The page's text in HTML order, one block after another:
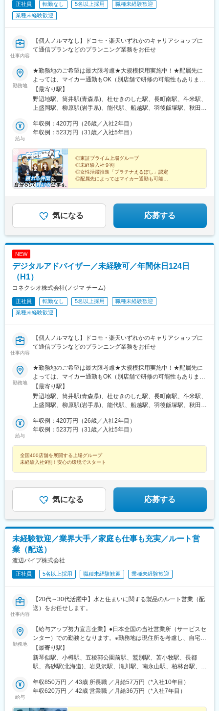
正社員 転勤なし 5名以上採用
職種未経験歓迎
業種未経験歓迎
仕事内容
【個人ノルマなし】ドコモ・楽天いずれかのキャリアショップに
て通信プランなどのプランニング業務をお任せ
勤務地
★勤務地のご希望は最大限考慮★大規模採用実施中！★配属先に
よっては、マイカー通勤もOK（別店舗で研修の可能性もありま
す）※勤務地の詳細は、当社ホームページの「ショップ展開」から
ご確認ください！＜以下エリアいずれかの店舗に配属＞【北海
道・東北】北海道、青森県、岩手県、宮城県、秋田県、山形県、
信越】新潟県、長野県【北陸】富山県、石川県、福井県【東海】
岐阜県、静岡県、愛知県、三重県【関西】滋賀県、京都府、大阪
【四国】徳島県、香川県、愛媛県、高知県【九州・沖縄】福岡
県、佐賀県、長崎県、熊本県、大分県、宮崎県、鹿児島県受動喫
煙対策：屋内禁煙
【最寄り駅】
野辺地駅、筒井駅(青森県)、杜せきのした駅、長町南駅、斗米駅、
上盛岡駅、柳原駅(岩手県)、能代駅、船越駅、羽後飯塚駅、秋田
島学院前駅、本宮駅(福島県)、泉駅(常磐線)、東区役所前駅、琴似
駅(函館本線)、大谷地駅、五稜郭公園前駅、東海駅、赤塚駅、上菅
赤塚駅、燕三条駅、田上駅(新潟県)、吉田駅(新潟県)、加茂駅(新潟
県)、東川口駅、川口駅、浦和駅、北浦和駅、東浦和駅、東鷲宮
駅、鷲宮駅、栗橋駅、加須駅、花崎駅、朝霞台駅、新座駅、上尾
駅、桶川駅、羽貫駅、蓮田駅、和光市駅、二和向台駅、千城台
駅、新鎌ケ谷駅、武蔵小山駅、長原駅(東京都)、大岡山駅、目黒
駅、とうきょうスカイツリー駅、平井駅(東京都)、駒込駅、白山駅
(東京都)、本郷三丁目駅、落合駅(東京都)、浜田山駅、千歳烏山
駅、成城学園前駅、経堂駅、上野広小路駅、外苑前駅、赤坂駅(東
駅、横浜駅、ナゴヤドーム前矢田駅、鶴舞駅、八事駅、杁ケ池公
園駅、上社駅、長久手古戦場駅、荒子駅、尾張一宮駅、開明駅、
国府宮駅、春日井駅(名鉄線)、愛環梅坪駅、三河高浜駅、安城駅、
愛知大学前駅、六名駅、牛久保駅、りんくう常滑駅、焼津駅、藤
枝駅、東静岡駅、古庄駅、遠州病院駅、沼津駅、本吉原駅、新静
岡駅、三島広小路駅、日本平駅、片浜駅、自動車学校前駅、富士
宮駅、烏江駅、大垣駅、美江寺駅、美濃太田駅、糸貫駅、鵜沼宿
志摩横山駅、五十鈴ケ丘駅、小松駅、大河端駅、宇野気駅、野々
市駅(ＩＲいしかわ鉄道線)、足羽山公園口駅、新富山口駅、稲荷町
府)、天満駅、西中島南方駅、野田阪神駅、天王寺駅前駅、ＪＲ総
持寺駅、住道駅、豊中駅、深江橋駅、寝屋川市駅、長尾駅(大阪
府)、藤井寺駅、八尾駅、高見ノ里駅、河内天美駅、北花田駅、岡
田浦駅、萩原天神駅、樟葉駅、門真市駅、草津駅(滋賀県)、十条駅
(京都府・近鉄線)、常盤駅(京都府)、龍谷大前深草駅、松井山手
駅、京田辺駅、伏見桃山駅、舞子公園駅、長田駅(神戸市営)、西明
石駅、稲野駅、東加古川駅、加古川駅、英賀保駅、網干駅、郡山
駅(奈良県)、金橋駅、神前駅(和歌山県)、岡山駅前駅、備前一宮
駅、立町駅、広島駅、佐伯区役所前駅、福山駅、湯田温泉駅、阿
石駅、伊予和気駅、土居田駅、高須駅(高知県)、南行橋駅、行橋
駅、苅田駅、下曽根駅、南小倉駅、二島駅、遠賀野駅、本城駅、
駅、宇佐駅、上岡駅、宮崎駅、日南駅、清武駅、高見橋駅、錦江
駅、宮ケ浜駅、真幸駅、伊集院駅、西出水駅、苗穂駅、琴似駅(札
幌市営)、北朝霞駅、鎌ケ谷大仏駅、西小山駅、旗の台駅、緑が丘
駅(東京都)、代官山駅、押上駅、巣鴨駅、本駒込駅、春日駅(東京
都)、東中野駅、芦花公園駅、宮の坂駅、上野御徒町駅、表参道
駅、杉田駅(神奈川県)、新高島駅、矢田駅(愛知県)、高畑駅、梅坪
駅、柚木駅(静岡鉄道線)、第一通り駅、吉原本町駅、広小路駅(三
重県)、中洲川端駅、近鉄富田駅、北間駅、栄町駅(富山県)、大阪
線)、大阪阿部野橋駅、花園駅(京都府)、藤森駅、新田辺駅、桃山
園駅、中井駅、御徒町駅、青山一丁目駅、永田町駅、府中競馬正
門前駅、平沼橋駅、長沼駅(静岡県)、新浜松駅、西鉄福岡駅、大阪
下鉄)、鳴滝駅、稲荷駅、中書島駅、西舞子駅、上沢駅、西川緑道
公園駅、八丁堀駅(広島県)、猿猴橋町駅、県立美術館通駅
給与
年収例：420万円（26歳／入社2年目）
年収例：523万円（31歳／入社5年目）
◎東証プライム上場グループ
◎未経験入社９割
◎女性活躍推進「プラチナえるぼし」認定
◎配属先によってはマイカー通勤も可能
*☆『ヒトのぬくもりが、集う職場へ』☆*
気になる 応募する
NEW
デジタルアドバイザー／未経験可／年間休日124日
（H1）
コネクシオ株式会社(ノジマ チーム)
正社員 転勤なし 5名以上採用
職種未経験歓迎
業種未経験歓迎
仕事内容
【個人ノルマなし】ドコモ・楽天いずれかのキャリアショップに
て通信プランなどのプランニング業務をお任せ
勤務地
★勤務地のご希望は最大限考慮★大規模採用実施中！★配属先に
よっては、マイカー通勤もOK（別店舗で研修の可能性もありま
す）※勤務地の詳細は、当社ホームページの「ショップ展開」から
ご確認ください！＜以下エリアいずれかの店舗に配属＞【北海
道・東北】北海道、青森県、岩手県、宮城県、秋田県、山形県、
信越】新潟県、長野県【北陸】富山県、石川県、福井県【東海】
岐阜県、静岡県、愛知県、三重県【関西】滋賀県、京都府、大阪
【四国】徳島県、香川県、愛媛県、高知県【九州・沖縄】福岡
県、佐賀県、長崎県、熊本県、大分県、宮崎県、鹿児島県受動喫
煙対策：屋内禁煙
【最寄り駅】
野辺地駅、筒井駅(青森県)、杜せきのした駅、長町南駅、斗米駅、
上盛岡駅、柳原駅(岩手県)、能代駅、船越駅、羽後飯塚駅、秋田
島学院前駅、本宮駅(福島県)、泉駅(常磐線)、東区役所前駅、琴似
駅(函館本線)、大谷地駅、五稜郭公園前駅、東海駅、赤塚駅、上菅
県)、東川口駅、川口駅、浦和駅、北浦和駅、東浦和駅、東鷲宮
駅、鷲宮駅、栗橋駅、加須駅、花崎駅、朝霞台駅、新座駅、上尾
駅、中目黒駅、西葛西駅、葛西駅、錦糸町駅、新小岩駅、小岩
駅、とうきょうスカイツリー駅、平井駅(東京都)、駒込駅、白山駅
(東京都)、本郷三丁目駅、落合駅(東京都)、浜田山駅、千歳烏山
駅、成城学園前駅、経堂駅、上野広小路駅、外苑前駅、赤坂駅(東
京都)、渋谷駅、北千住駅、京王八王子駅、西八王子駅、狭間駅、
西府駅、府中駅(東京都)、田無駅、ひばりケ丘駅(東京都)、花小金
井駅、馬車道駅、東戸塚駅、新杉田駅、戸塚駅、相模原駅、古淵
駅、鴨居駅、センター南駅、渋沢駅、伊勢原駅、秦野駅、港南台
駅、横浜駅、ナゴヤドーム前矢田駅、鶴舞駅、八事駅、杁ケ池公
園駅、上社駅、長久手古戦場駅、荒子駅、尾張一宮駅、開明駅、
枝駅、東静岡駅、古庄駅、遠州病院駅、沼津駅、本吉原駅、新静
岡駅、三島広小路駅、日本平駅、片浜駅、自動車学校前駅、富士
駅、瑞浪駅、名張駅、茅町駅、天神駅、富田駅(三重県)、久居駅、
志摩横山駅、五十鈴ケ丘駅、小松駅、大河端駅、宇野気駅、野々
市駅(ＩＲいしかわ鉄道線)、足羽山公園口駅、新富山口駅、稲荷町
駅(富山県)、中滑川駅、氷見駅、戸出駅、新高岡駅、京橋駅(大阪
府)、天満駅、西中島南方駅、野田阪神駅、天王寺駅前駅、ＪＲ総
持寺駅、住道駅、豊中駅、深江橋駅、寝屋川市駅、長尾駅(大阪
府)、藤井寺駅、八尾駅、高見ノ里駅、河内天美駅、北花田駅、岡
田浦駅、萩原天神駅、樟葉駅、門真市駅、草津駅(滋賀県)、十条駅
(京都府・近鉄線)、常盤駅(京都府)、龍谷大前深草駅、松井山手
給与
年収例：420万円（26歳／入社2年目）
年収例：523万円（31歳／入社5年目）
全国400店舗を展開する上場グループ
未経験入社9割！安心の環境でスタート
気になる 応募する
未経験歓迎／業界大手／家庭も仕事も充実／ルート営
業（配送）
渡辺パイプ株式会社
正社員 5名以上採用 職種未経験歓迎 業種未経験歓迎
仕事内容
【20代～30代活躍中】水と住まいに関する製品のルート営業（配
送）をお任せします。
勤務地
【給与アップ努力宣言企業】●日本全国の当社営業所（サービスセ
ンター）での勤務となります。※勤務地は現住所を考慮し、自宅か
ら通える事業所への配属となります。【北海道・東北エリア】北
海道/青森県/岩手県/宮城県/秋田県/山形県/福島県【関東エリア】東
京都/神奈川県/千葉県/埼玉県/茨城県/栃木県/群馬県【甲信越エリ
岡県/愛知県/三重県/富山県/石川県/福井県【近畿エリア】大阪府/京
都府/兵庫県/滋賀県/奈良県/和歌山県【中国・四国エリア】岡山県/
福岡県/佐賀県/長崎県/熊本県/大分県/宮崎県/鹿児島県＜マイカー通
【最寄り駅】
新琴似駅、小樽駅、五稜郭公園前駅、鷲別駅、苫小牧駅、長都
駅、高砂駅(北海道)、岩見沢駅、滝川駅、南永山駅、柏林台駅、釧
泉中央駅、曽波神駅、船岡駅(宮城県)、古川駅、羽後牛島駅、横手
駅、山形駅、米沢駅、酒田駅、曽根田駅、白河駅、郡山駅(福島
給与
年収850万円 ／ 43歳 所長職 ／月給57万円（*入社10年目）
年収620万円 ／ 42歳 営業職 ／月給36万円（*入社7年目）